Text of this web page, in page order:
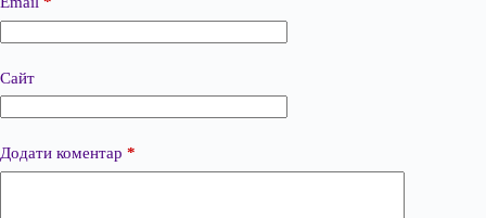
Сайт
Додати коментар *